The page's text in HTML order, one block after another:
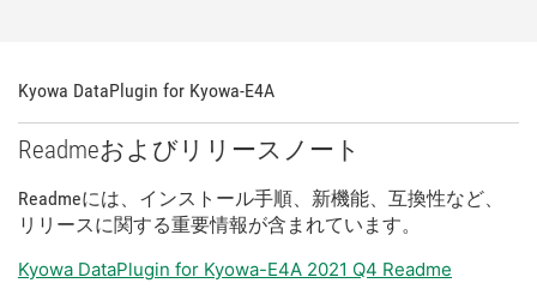
Kyowa DataPlugin for Kyowa-E4A
Readmeおよび リリース ノート
Readmeには、 インストール手順、 新機能、 互換性など、
リリースに関する重要情報が含 まれてい ます。
Kyowa DataPlugin for Kyowa-E4A 2021 Q4 Readme